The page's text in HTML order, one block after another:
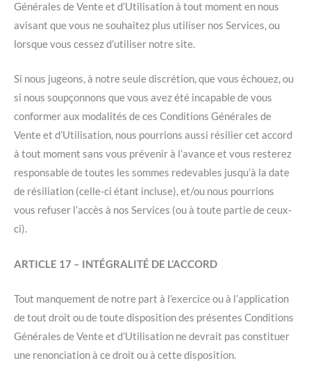
Générales de Vente et d’Utilisation à tout moment en nous
avisant que vous ne souhaitez plus utiliser nos Services, ou
lorsque vous cessez d’utiliser notre site.
Si nous jugeons, à notre seule discrétion, que vous échouez, ou
si nous soupçonnons que vous avez été incapable de vous
conformer aux modalités de ces Conditions Générales de
Vente et d’Utilisation, nous pourrions aussi résilier cet accord
à tout moment sans vous prévenir à l’avance et vous resterez
responsable de toutes les sommes redevables jusqu’à la date
de résiliation (celle-ci étant incluse), et/ou nous pourrions
vous refuser l’accès à nos Services (ou à toute partie de ceux-
ci).
ARTICLE 17 – INTÉGRALITÉ DE L’ACCORD
Tout manquement de notre part à l’exercice ou à l’application
de tout droit ou de toute disposition des présentes Conditions
Générales de Vente et d’Utilisation ne devrait pas constituer
une renonciation à ce droit ou à cette disposition.